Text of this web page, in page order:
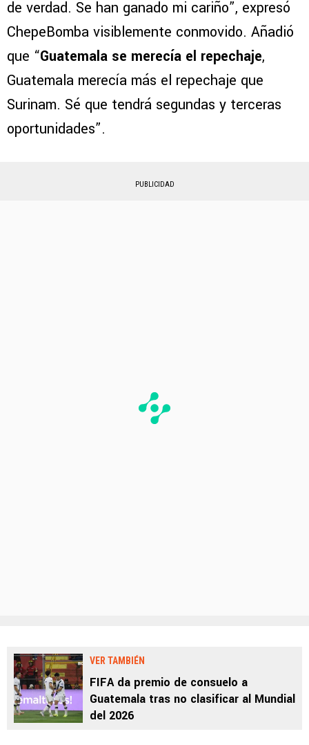
de verdad. Se han ganado mi cariño”, expresó
ChepeBomba visiblemente conmovido. Añadió
que “Guatemala se merecía el repechaje,
Guatemala merecía más el repechaje que
Surinam. Sé que tendrá segundas y terceras
oportunidades”.
PUBLICIDAD
VER TAMBIÉN
FIFA da premio de consuelo a
Guatemala tras no clasificar al Mundial
del 2026